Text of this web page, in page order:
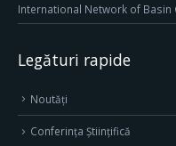
International Network of Basin
Legături rapide
Noutăți
Conferința Științifică